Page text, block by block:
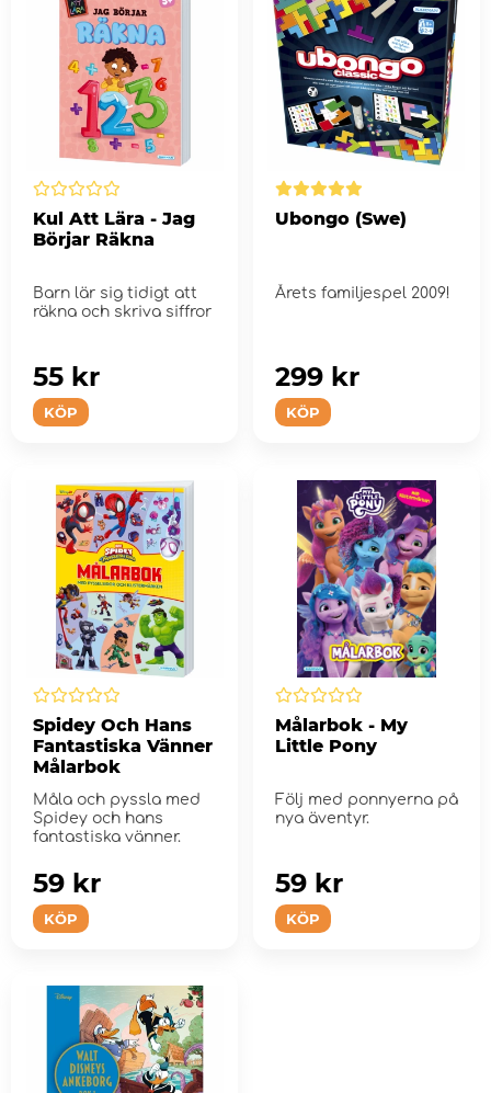
Kul Att Lära - Jag
Börjar Räkna
Barn lär sig tidigt att
räkna och skriva siffror
KÖP
55 kr
Ubongo (Swe)
Årets familjespel 2009!
KÖP
299 kr
Spidey Och Hans
Fantastiska Vänner
Målarbok
Måla och pyssla med
Spidey och hans
fantastiska vänner.
KÖP
59 kr
Målarbok - My
Little Pony
Följ med ponnyerna på
nya äventyr.
KÖP
59 kr